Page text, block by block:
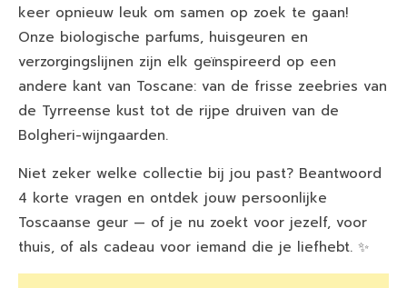
keer opnieuw leuk om samen op zoek te gaan!
Onze biologische parfums, huisgeuren en
verzorgingslijnen zijn elk geïnspireerd op een
andere kant van Toscane: van de frisse zeebries van
de Tyrreense kust tot de rijpe druiven van de
Bolgheri-wijngaarden.
Niet zeker welke collectie bij jou past? Beantwoord
4 korte vragen en ontdek jouw persoonlijke
Toscaanse geur — of je nu zoekt voor jezelf, voor
thuis, of als cadeau voor iemand die je liefhebt. ✨